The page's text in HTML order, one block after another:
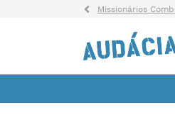
Missionários